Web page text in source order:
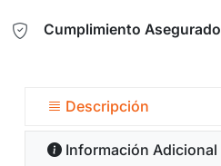
Cumplimiento Asegurado
Descripción
Información Adicional